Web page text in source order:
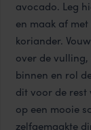
avocado. Leg
en maak af
koriander.
over de
binnen en rol
dit voor de rest
op een mooie
zelfgemaakte